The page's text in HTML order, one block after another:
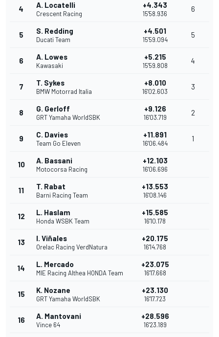
4 A. Locatelli
Crescent Racing
+4.343
15'58.936
6
5 S. Redding
Ducati Team
+4.501
15'59.094
5
6 A. Lowes
Kawasaki
+5.215
15'59.808
4
7 T. Sykes
BMW Motorrad Italia
+8.010
16'02.603
3
8 G. Gerloff
GRT Yamaha WorldSBK
+9.126
16'03.719
2
9 C. Davies
Team Go Eleven
+11.891
16'06.484
1
10 A. Bassani
Motocorsa Racing
+12.103
16'06.696
11 T. Rabat
Barni Racing Team
+13.553
16'08.146
12 L. Haslam
Honda WSBK Team
+15.585
16'10.178
13 I. Viñales
Orelac Racing VerdNatura
+20.175
16'14.768
14 L. Mercado
MIE Racing Althea HONDA Team
+23.075
16'17.668
15 K. Nozane
GRT Yamaha WorldSBK
+23.130
16'17.723
16 A. Mantovani
Vince 64
+28.596
16'23.189